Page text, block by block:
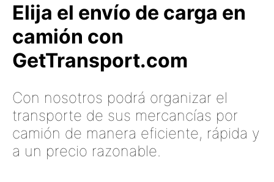
Elija el envío de carga en
camión con
GetTransport.com
Con nosotros podrá organizar el
transporte de sus mercancías por
camión de manera eficiente, rápida y
a un precio razonable.